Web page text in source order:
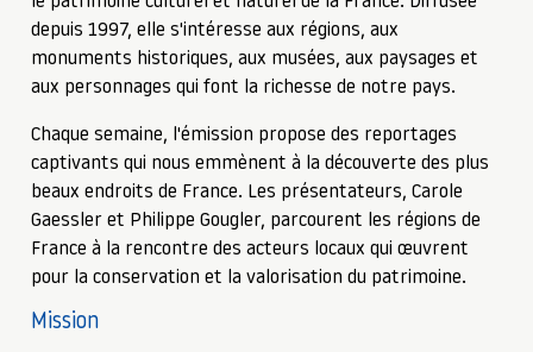
depuis 1997, elle s'intéresse aux régions, aux
monuments historiques, aux musées, aux paysages et
aux personnages qui font la richesse de notre pays.
Chaque semaine, l'émission propose des reportages
captivants qui nous emmènent à la découverte des plus
beaux endroits de France. Les présentateurs, Carole
Gaessler et Philippe Gougler, parcourent les régions de
France à la rencontre des acteurs locaux qui œuvrent
pour la conservation et la valorisation du patrimoine.
Mission